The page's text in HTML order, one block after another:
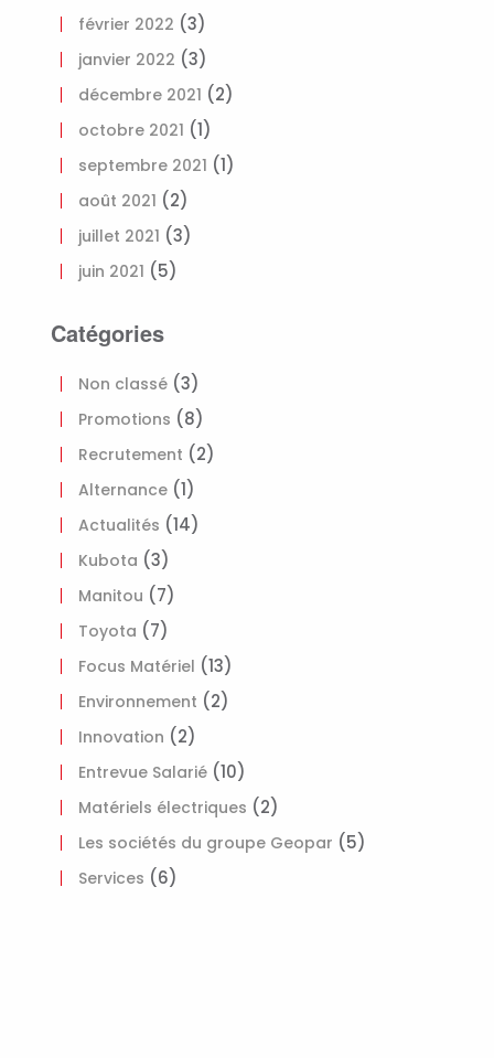
février 2022 (3)
janvier 2022 (3)
décembre 2021 (2)
octobre 2021 (1)
septembre 2021 (1)
août 2021 (2)
juillet 2021 (3)
juin 2021 (5)
Catégories
Non classé (3)
Promotions (8)
Recrutement (2)
Alternance (1)
Actualités (14)
Kubota (3)
Manitou (7)
Toyota (7)
Focus Matériel (13)
Environnement (2)
Innovation (2)
Entrevue Salarié (10)
Matériels électriques (2)
Les sociétés du groupe Geopar (5)
Services (6)